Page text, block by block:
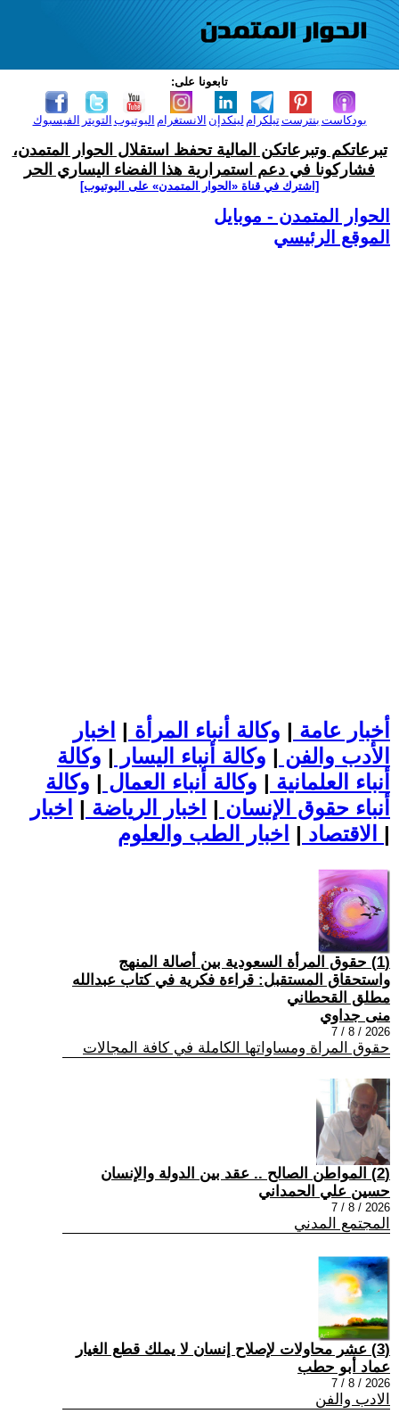
تابعونا على:
الفيسبوك التويتر اليوتيوب الانستغرام لينكدإن تيلكرامبنترست بودكاست
تبرعاتكم وتبرعاتكن المالية تحفظ استقلال الحوار المتمدن،
فشاركونا في دعم استمرارية هذا الفضاء اليساري الحر
[اشترك في قناة ‫«الحوار المتمدن» على اليوتيوب]
الحوار المتمدن - موبايل
الموقع الرئيسي
أخبار عامة | وكالة أنباء المرأة | اخبار
الأدب والفن | وكالة أنباء اليسار | وكالة
أنباء العلمانية | وكالة أنباء العمال | وكالة
أنباء حقوق الإنسان | اخبار الرياضة | اخبار
الاقتصاد | |
(1) حقوق المرأة السعودية بين أصالة المنهج
واستحقاق المستقبل: قراءة فكرية في كتاب عبدالله
مطلق القحطاني
منى جداوي
2026 / 8 / 7
حقوق المراة ومساواتها الكاملة في كافة المجالات
(2) المواطن الصالح .. عقد بين الدولة والإنسان
حسين علي الحمداني
2026 / 8 / 7
المجتمع المدني
(3) عشر محاولات لإصلاح إنسان لا يملك قطع الغيار
عماد أبو حطب
2026 / 8 / 7
الادب والفن